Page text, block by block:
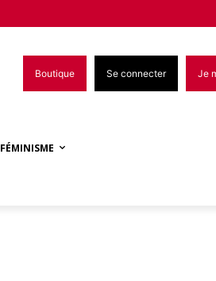
Boutique Se connecter Je
FÉMINISME